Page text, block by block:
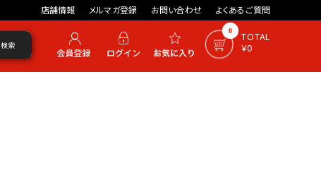
店舗情報 メルマガ登録 お問い合わせ よくあるご質問
0
TOTAL
￥0
検索